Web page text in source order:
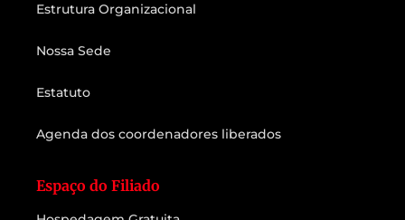
Estrutura Organizacional
Nossa Sede
Estatuto
Agenda dos coordenadores liberados
Espaço do Filiado